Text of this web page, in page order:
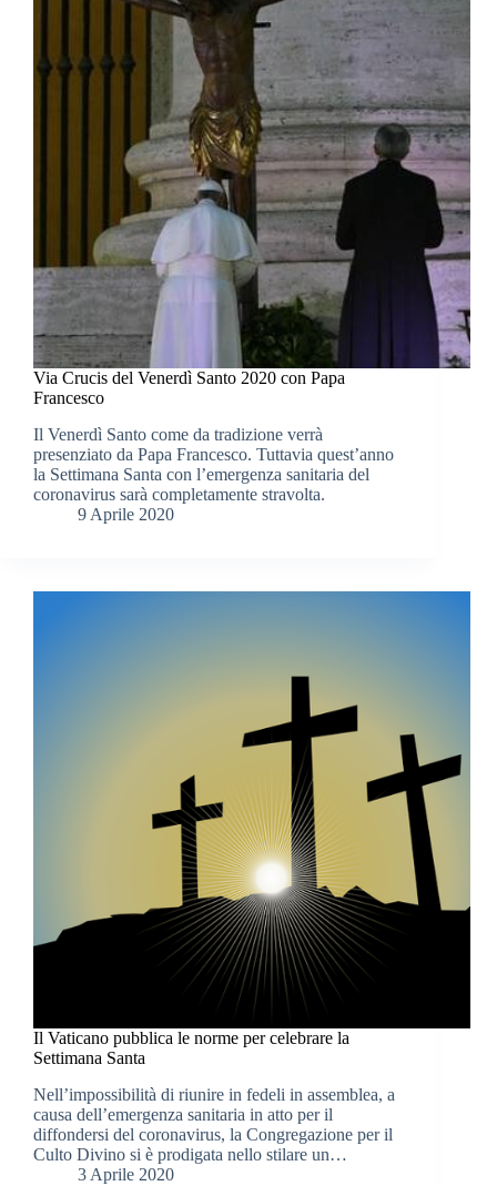
Via Crucis del Venerdì Santo 2020 con Papa
Francesco
Il Venerdì Santo come da tradizione verrà
presenziato da Papa Francesco. Tuttavia quest’anno
la Settimana Santa con l’emergenza sanitaria del
coronavirus sarà completamente stravolta.
9 Aprile 2020
Il Vaticano pubblica le norme per celebrare la
Settimana Santa
Nell’impossibilità di riunire in fedeli in assemblea, a
causa dell’emergenza sanitaria in atto per il
diffondersi del coronavirus, la Congregazione per il
Culto Divino si è prodigata nello stilare un…
3 Aprile 2020